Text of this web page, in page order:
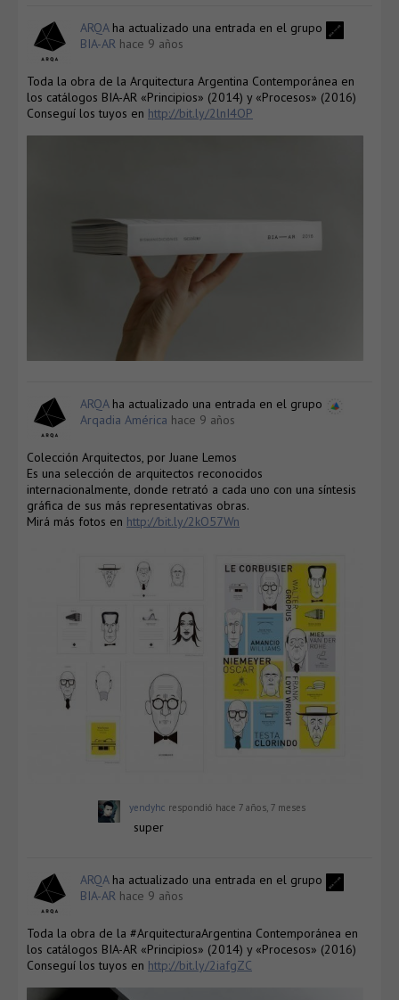
ARQAha actualizado una entrada en el grupo
BIA-AR hace 9 años
Toda la obra de la Arquitectura Argentina Contemporánea en
los catálogos BIA-AR «Principios» (2014) y «Procesos» (2016)
Conseguí los tuyos en http://bit.ly/2lnI4OP
ARQAha actualizado una entrada en el grupo
Arqadia América hace 9 años
Colección Arquitectos, por Juane Lemos
Es una selección de arquitectos reconocidos
internacionalmente, donde retrató a cada uno con una síntesis
gráfica de sus más representativas obras.
Mirá más fotos en http://bit.ly/2kO57Wn
yendyhc respondió hace 7 años, 7 meses
super
ARQAha actualizado una entrada en el grupo
BIA-AR hace 9 años
Toda la obra de la #ArquitecturaArgentina Contemporánea en
los catálogos BIA-AR «Principios» (2014) y «Procesos» (2016)
Conseguí los tuyos en http://bit.ly/2iafgZC